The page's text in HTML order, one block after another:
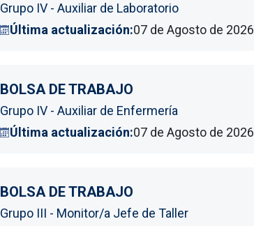
Grupo IV - Auxiliar de Laboratorio
Última actualización:07 de Agosto de 2026
BOLSA DE TRABAJO
Grupo IV - Auxiliar de Enfermería
Última actualización:07 de Agosto de 2026
BOLSA DE TRABAJO
Grupo III - Monitor/a Jefe de Taller